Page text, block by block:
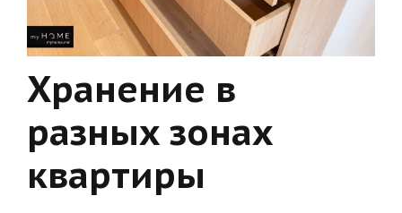
Хранение в
разных зонах
квартиры